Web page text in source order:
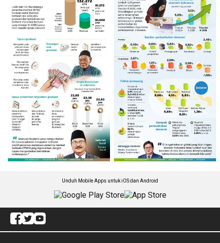
Unduh Mobile Apps untuk iOS dan Android